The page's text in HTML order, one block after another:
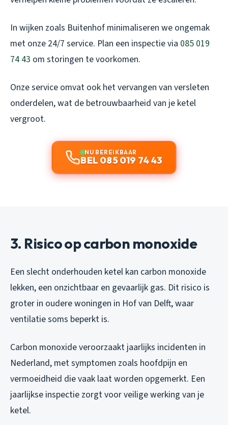
In wijken zoals Buitenhof minimaliseren we ongemak
met onze 24/7 service. Plan een inspectie via 085 019
74 43 om storingen te voorkomen.
Onze service omvat ook het vervangen van versleten
onderdelen, wat de betrouwbaarheid van je ketel
vergroot.
NU BEREIKBAAR
BEL 085 019 74 43
3. Risico op carbon monoxide
Een slecht onderhouden ketel kan carbon monoxide
lekken, een onzichtbaar en gevaarlijk gas. Dit risico is
groter in oudere woningen in Hof van Delft, waar
ventilatie soms beperkt is.
Carbon monoxide veroorzaakt jaarlijks incidenten in
Nederland, met symptomen zoals hoofdpijn en
vermoeidheid die vaak laat worden opgemerkt. Een
jaarlijkse inspectie zorgt voor veilige werking van je
ketel.